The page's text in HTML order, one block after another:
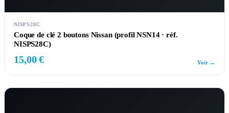
NISPS28C
Coque de clé 2 boutons Nissan (profil NSN14 · réf.
NISPS28C)
15,00 € Voir →